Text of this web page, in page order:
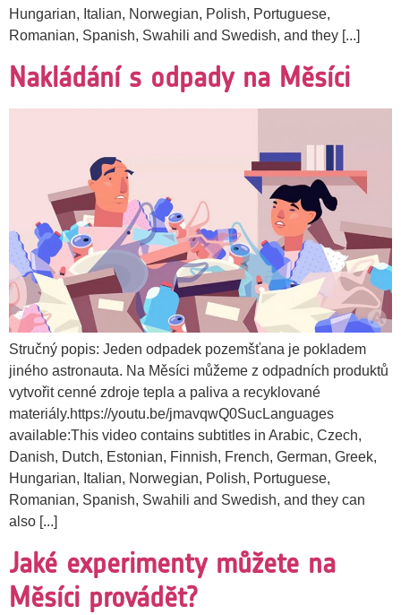
Hungarian, Italian, Norwegian, Polish, Portuguese,
Romanian, Spanish, Swahili and Swedish, and they [...]
Nakládání s odpady na Měsíci
Stručný popis: Jeden odpadek pozemšťana je pokladem
jiného astronauta. Na Měsíci můžeme z odpadních produktů
vytvořit cenné zdroje tepla a paliva a recyklované
materiály.https://youtu.be/jmavqwQ0SucLanguages
available:This video contains subtitles in Arabic, Czech,
Danish, Dutch, Estonian, Finnish, French, German, Greek,
Hungarian, Italian, Norwegian, Polish, Portuguese,
Romanian, Spanish, Swahili and Swedish, and they can
also [...]
Jaké experimenty můžete na
Měsíci provádět?